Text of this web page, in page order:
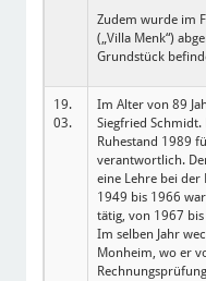
Zudem wurde im
(„Villa Menk“)
Grundstück
19.
03.
Im Alter von 89
Siegfried
Ruhestand 1989
verantwortlich.
eine Lehre bei der
1949 bis 1966
tätig, von 1967
Im selben Jahr
Monheim, wo er